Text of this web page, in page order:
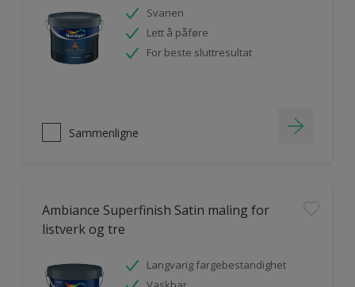
Svanen
Lett å påføre
For beste sluttresultat
Sammenligne
Ambiance Superfinish Satin maling for
listverk og tre
Langvarig fargebestandighet